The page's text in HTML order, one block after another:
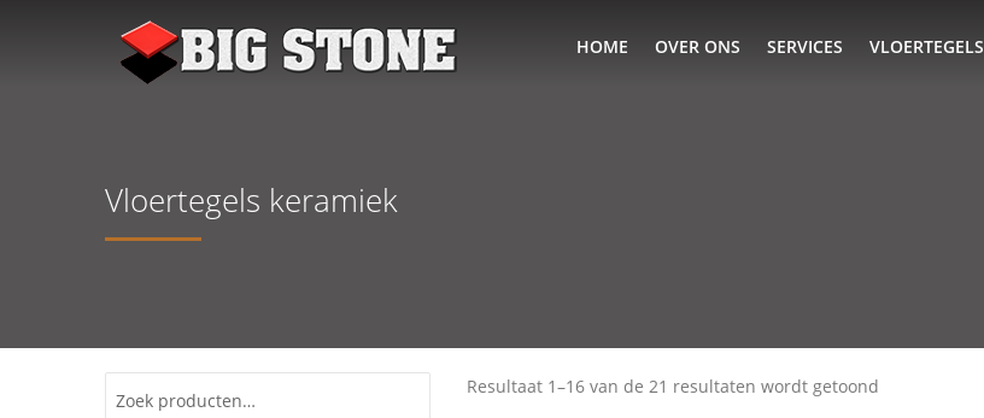
HOME OVER ONS SERVICES VLOERTEGELS
Vloertegels keramiek
Resultaat 1–16 van de 21 resultaten wordt getoond